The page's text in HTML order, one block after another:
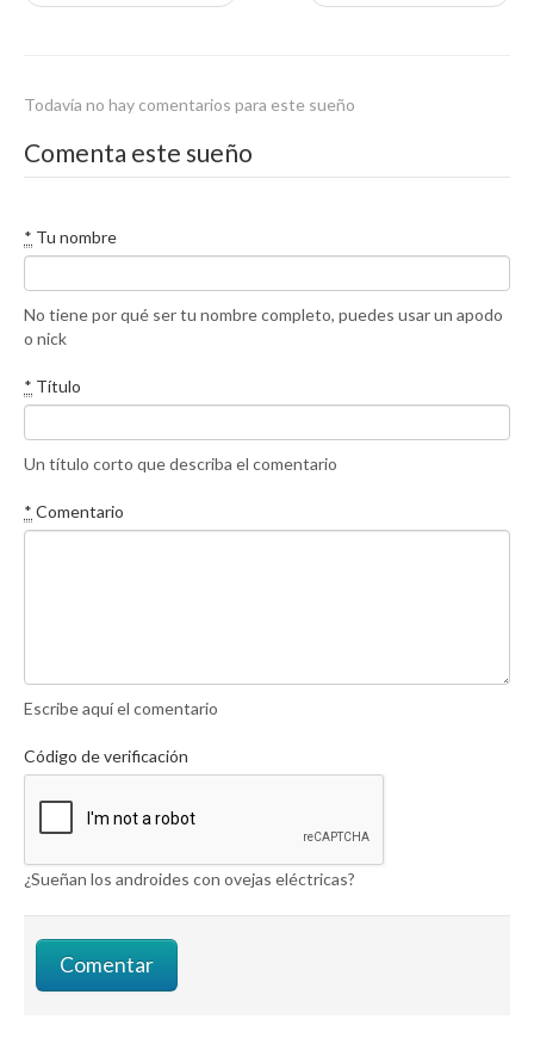
Todavía no hay comentarios para este sueño
Comenta este sueño
* Tu nombre
No tiene por qué ser tu nombre completo, puedes usar un apodo
o nick
* Título
Un título corto que describa el comentario
* Comentario
Escribe aquí el comentario
Código de verificación
¿Sueñan los androides con ovejas eléctricas?